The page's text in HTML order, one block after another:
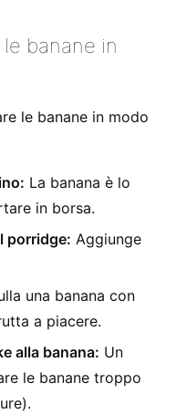
banane in
le banane in modo
La banana è lo
in borsa.
porridge: Aggiunge
una banana con
a piacere.
alla banana: Un
le banane troppo